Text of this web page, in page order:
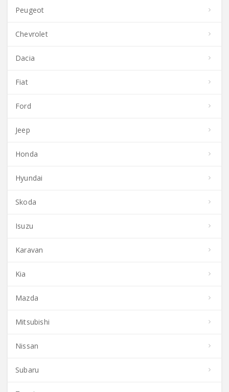
Peugeot
Chevrolet
Dacia
Fiat
Ford
Jeep
Honda
Hyundai
Skoda
Isuzu
Karavan
Kia
Mazda
Mitsubishi
Nissan
Subaru